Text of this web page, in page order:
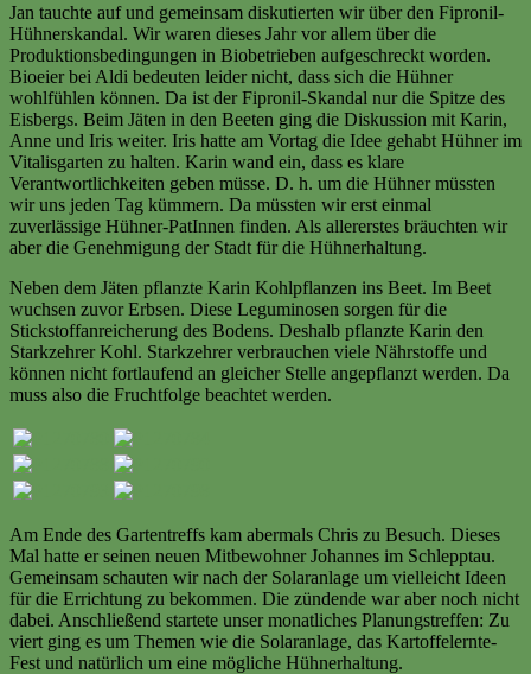
Jan tauchte auf und gemeinsam diskutierten wir über den Fipronil-
Hühnerskandal. Wir waren dieses Jahr vor allem über die
Produktionsbedingungen in Biobetrieben aufgeschreckt worden.
Bioeier bei Aldi bedeuten leider nicht, dass sich die Hühner
wohlfühlen können. Da ist der Fipronil-Skandal nur die Spitze des
Eisbergs. Beim Jäten in den Beeten ging die Diskussion mit Karin,
Anne und Iris weiter. Iris hatte am Vortag die Idee gehabt Hühner im
Vitalisgarten zu halten. Karin wand ein, dass es klare
Verantwortlichkeiten geben müsse. D. h. um die Hühner müssten
wir uns jeden Tag kümmern. Da müssten wir erst einmal
zuverlässige Hühner-PatInnen finden. Als allererstes bräuchten wir
aber die Genehmigung der Stadt für die Hühnerhaltung.
Neben dem Jäten pflanzte Karin Kohlpflanzen ins Beet. Im Beet
wuchsen zuvor Erbsen. Diese Leguminosen sorgen für die
Stickstoffanreicherung des Bodens. Deshalb pflanzte Karin den
Starkzehrer Kohl. Starkzehrer verbrauchen viele Nährstoffe und
können nicht fortlaufend an gleicher Stelle angepflanzt werden. Da
muss also die Fruchtfolge beachtet werden.
Am Ende des Gartentreffs kam abermals Chris zu Besuch. Dieses
Mal hatte er seinen neuen Mitbewohner Johannes im Schlepptau.
Gemeinsam schauten wir nach der Solaranlage um vielleicht Ideen
für die Errichtung zu bekommen. Die zündende war aber noch nicht
dabei. Anschließend startete unser monatliches Planungstreffen: Zu
viert ging es um Themen wie die Solaranlage, das Kartoffelernte-
Fest und natürlich um eine mögliche Hühnerhaltung.